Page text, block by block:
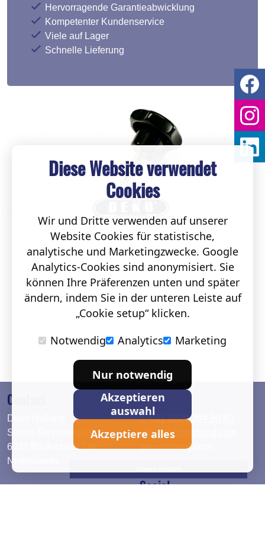
Hervorragende Garantieabwicklung
Kompetenter Kundenservice
Viele auf Lager
Schnelle Lieferung
Contact
Deko Holland
Simon Stevinweg 19
6827 BS Arnhem The
Netherlands
T. +31 (0)26 384 90 80
info@dekoholland.com
dekoholland.com
Social
Diese Website verwendet
Cookies
Wir und Dritte verwenden auf unserer
Website Cookies für statistische,
analytische und Marketingzwecke. Google
Analytics-Cookies sind anonymisiert. Sie
können Ihre Präferenzen unten und später
ändern, indem Sie in der unteren Leiste auf
„Cookie setup“ klicken.
Notwendig
Analytics Marketing
Nur notwendig
Akzeptieren
auswahl
Akzeptiere alles